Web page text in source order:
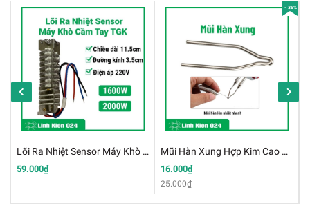
Sensor Hàn A1321 - Dùng Cho Trạm Hàn 907,936...
Bộ Sản Phẩm Bao Gồm:
Lõi Ra Nhiệt Sensor Máy Khò Cầm Tay TGK
59.000₫
- 36%
Mũi Hàn Xung Hợp Kim Cao Cấp
16.000₫
25.000₫